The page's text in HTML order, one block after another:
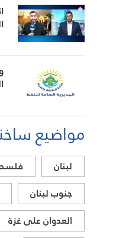
مواضيع
لبنان
جنوب لبنان
العدوان على غزة